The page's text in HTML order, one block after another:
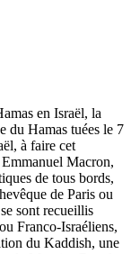
en Israël, la
du Hamas tuées le 7
à faire cet
Macron,
de tous bords,
de Paris ou
sont recueillis
Franco-Israéliens,
du Kaddish, une